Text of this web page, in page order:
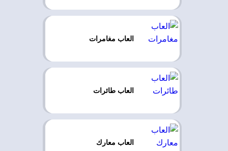
العاب مغامرات
العاب طائرات
العاب معارك